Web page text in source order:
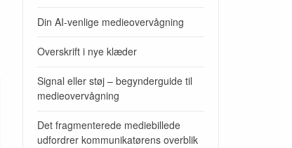
Din AI-venlige medieovervågning
Overskrift i nye klæder
Signal eller støj – begynderguide til
medieovervågning
Det fragmenterede mediebillede
udfordrer kommunikatørens overblik